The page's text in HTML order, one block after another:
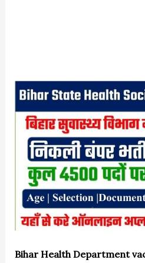
Bihar Health Department